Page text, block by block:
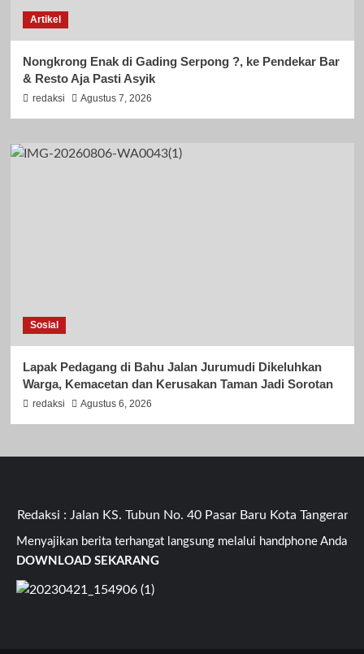
Artikel
Nongkrong Enak di Gading Serpong ?, ke Pendekar Bar
& Resto Aja Pasti Asyik
redaksi Agustus 7, 2026
Sosial
Lapak Pedagang di Bahu Jalan Jurumudi Dikeluhkan
Warga, Kemacetan dan Kerusakan Taman Jadi Sorotan
redaksi Agustus 6, 2026
: Jalan KS. Tubun No. 40 Pasar Baru Kota Tangerang
Menyajikan berita terhangat langsung melalui handphone Anda
DOWNLOAD SEKARANG